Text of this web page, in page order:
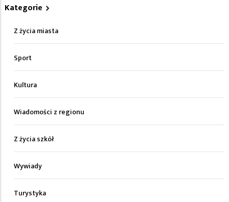
Kategorie
Z życia miasta
Sport
Kultura
Wiadomości z regionu
Z życia szkół
Wywiady
Turystyka